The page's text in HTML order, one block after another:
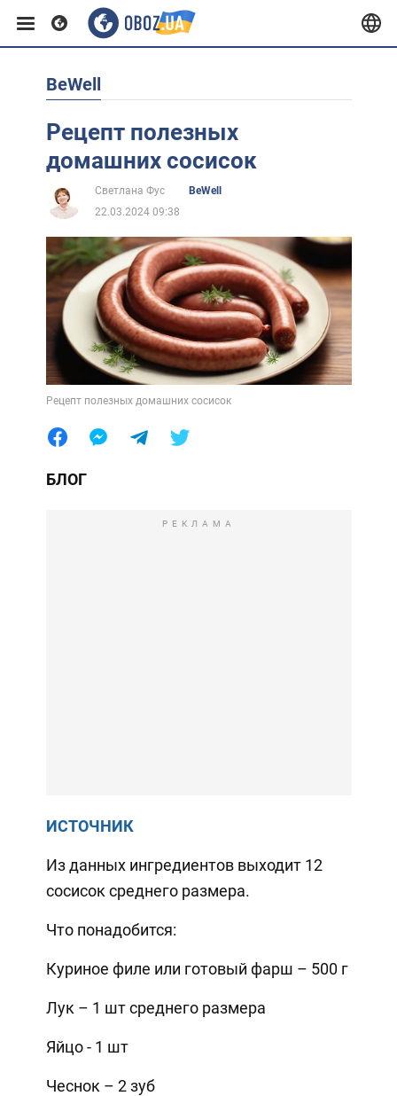
Европа
США
Африка
Жизнь
Лайфхаки
BeWell
Рецепт полезных
домашних сосисок
Светлана Фус
BeWell
22.03.2024 09:38
Рецепт полезных домашних сосисок
БЛОГ
РЕКЛАМА
ИСТОЧНИК
Из данных ингредиентов выходит 12
сосисок среднего размера.
Что понадобится:
Куриное филе или готовый фарш – 500 г
Лук – 1 шт среднего размера
Яйцо - 1 шт
Чеснок – 2 зуб